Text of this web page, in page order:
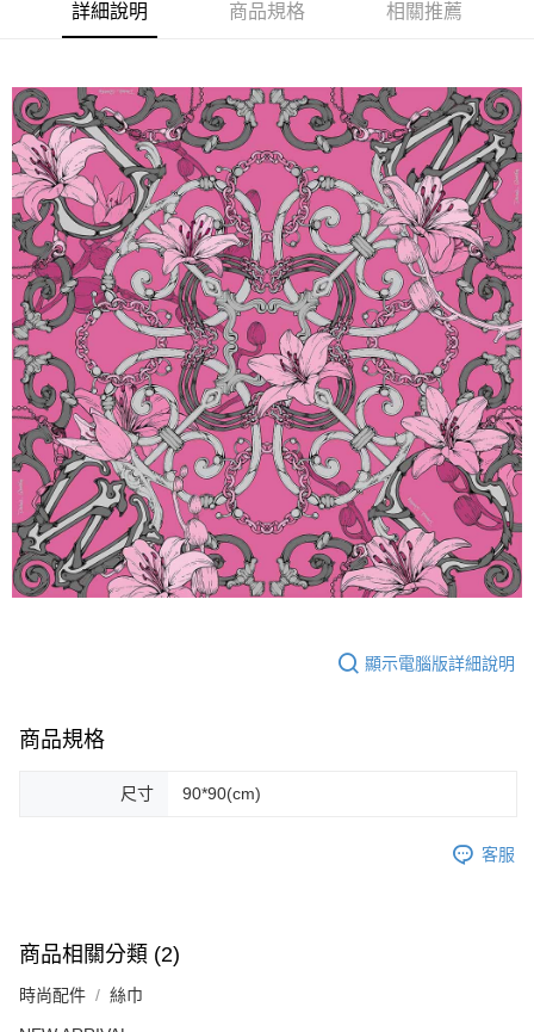
運送方式
每筆NT$80，滿NT$5,000(含以上)免運費
宅配(外島)
每筆NT$120，滿NT$5,000(含以上)免運費
詳細說明 商品規格 相關推薦
顯示電腦版詳細說明
商品規格
尺寸 90*90(cm)
客服
商品相關分類 (2)
時尚配件 絲巾